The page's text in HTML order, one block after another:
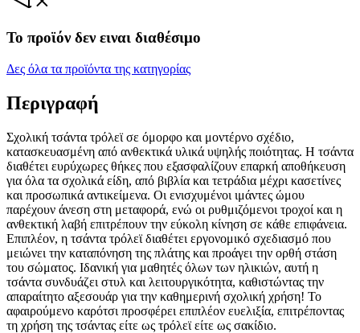
Το προϊόν δεν ειναι διαθέσιμο
Δες όλα τα προϊόντα της κατηγορίας
Περιγραφή
Σχολική τσάντα τρόλεϊ σε όμορφο και μοντέρνο σχέδιο,
κατασκευασμένη από ανθεκτικά υλικά υψηλής ποιότητας. Η τσάντα
διαθέτει ευρύχωρες θήκες που εξασφαλίζουν επαρκή αποθήκευση
για όλα τα σχολικά είδη, από βιβλία και τετράδια μέχρι κασετίνες
και προσωπικά αντικείμενα. Οι ενισχυμένοι ιμάντες ώμου
παρέχουν άνεση στη μεταφορά, ενώ οι ρυθμιζόμενοι τροχοί και η
ανθεκτική λαβή επιτρέπουν την εύκολη κίνηση σε κάθε επιφάνεια.
Επιπλέον, η τσάντα τρόλεϊ διαθέτει εργονομικό σχεδιασμό που
μειώνει την καταπόνηση της πλάτης και προάγει την ορθή στάση
του σώματος. Ιδανική για μαθητές όλων των ηλικιών, αυτή η
τσάντα συνδυάζει στυλ και λειτουργικότητα, καθιστώντας την
απαραίτητο αξεσουάρ για την καθημερινή σχολική χρήση! Το
αφαιρούμενο καρότσι προσφέρει επιπλέον ευελιξία, επιτρέποντας
τη χρήση της τσάντας είτε ως τρόλεϊ είτε ως σακίδιο.